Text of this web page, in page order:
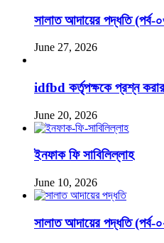
সালাত আদায়ের পদ্ধতি (পর্ব-
June 27, 2026
idfbd কর্তৃপক্ষকে প্রশ্ন
June 20, 2026
ইনফাক ফি সাবিলিল্লাহ
June 10, 2026
সালাত আদায়ের পদ্ধতি (পর্ব-